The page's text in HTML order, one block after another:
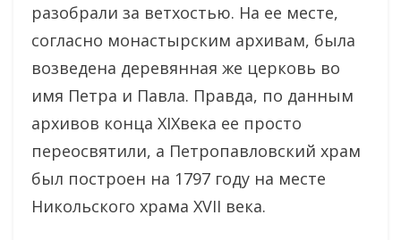
разобрали за ветхостью. На ее месте,
согласно монастырским архивам, была
возведена деревянная же церковь во
имя Петра и Павла. Правда, по данным
архивов конца XIXвека ее просто
переосвятили, а Петропавловский храм
был построен на 1797 году на месте
Никольского храма XVII века.